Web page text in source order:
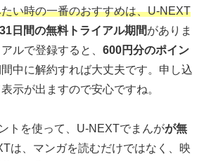
い時の一番のおすすめは、U-NEXT
31日間の無料トライアル期間がありま
ルで登録すると、 600円分のポイン
中に解約すれば大丈夫です。申し込
示が出ますので安心ですね。
トを使って、U-NEXTでまんがが無
は、マンガを読むだけではなく、映